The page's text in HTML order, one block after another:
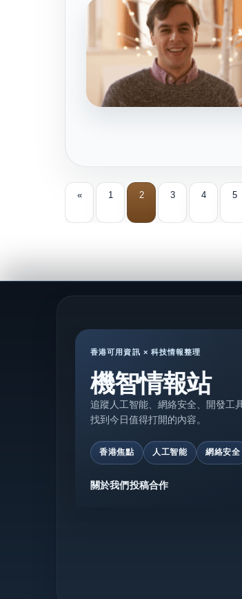
« 1 2 3 4 5
香港可用資訊 × 科技情報整理
機智情報站
追蹤人工智能、網絡安全、開發工
找到今日值得打開的內容。
香港焦點 人工智能 網絡安全
關於我們投稿合作